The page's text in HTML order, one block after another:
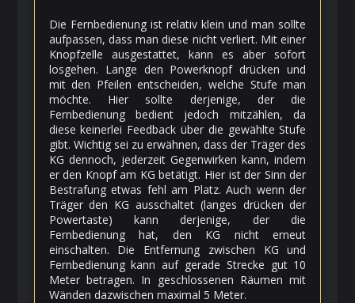
Die Fernbedienung ist relativ klein und man sollte
aufpassen, dass man diese nicht verliert. Mit einer
Knopfzelle ausgestattet, kann es aber sofort
losgehen. Lange den Powerknopf drücken und
mit den Pfeilen entscheiden, welche Stufe man
möchte. Hier sollte derjenige, der die
Fernbedienung bedient jedoch mitzählen, da
diese keinerlei Feedback über die gewählte Stufe
gibt. Wichtig sei zu erwähnen, dass der Träger des
KG dennoch, jederzeit Gegenwirken kann, indem
er den Knopf am KG betätigt. Hier ist der Sinn der
Bestrafung etwas fehl am Platz. Auch wenn der
Träger den KG ausschaltet (langes drücken der
Powertaste) kann derjenige, der die
Fernbedienung hat, den KG nicht erneut
einschalten. Die Entfernung zwischen KG und
Fernbedienung kann auf gerade Strecke gut 10
Meter betragen. In geschlossenen Räumen mit
Wänden dazwischen maximal 5 Meter.